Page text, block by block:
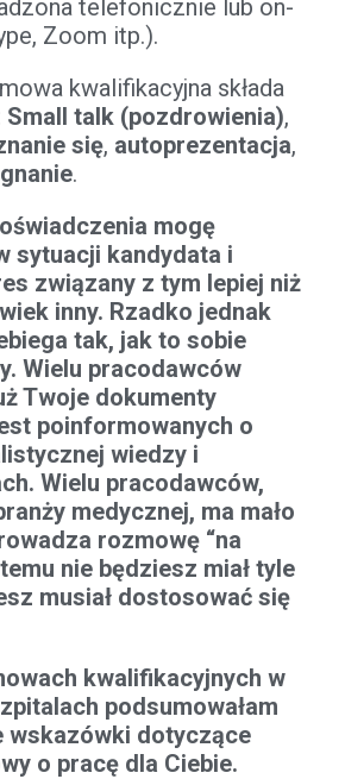
telefonicznie lub on-
Zoom itp.).
kwalifikacyjna składa
Small talk (pozdrowienia),
się, autoprezentacja,
.
mogę
sytuacji kandydata i
związany z tym lepiej niż
inny. Rzadko jednak
tak, jak to sobie
Wielu pracodawców
Twoje dokumenty
poinformowanych o
wiedzy i
Wielu pracodawców,
medycznej, ma mało
rozmowę “na
nie będziesz miał tyle
musiał dostosować się
kwalifikacyjnych w
podsumowałam
wskazówki dotyczące
o pracę dla Ciebie.